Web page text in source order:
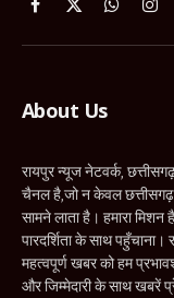
Facebook
X
About Us
रायपुर न्यूज नेटवर्क,
चैनल है,जो न केवल
सामने लाता है। हमारा
पारदर्शिता के साथ
महत्वपूर्ण खबर को हम
और जिम्मेदारी के साथ खबरें